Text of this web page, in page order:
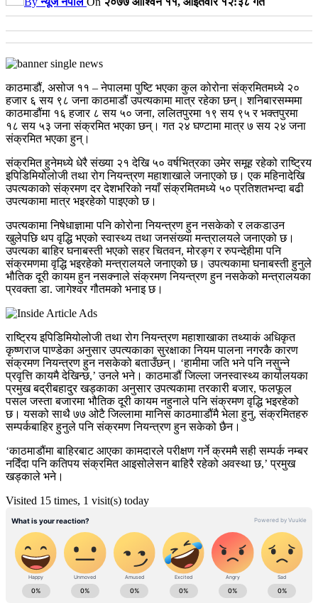
काठमाडौं, असोज ११ – नेपालमा पुष्टि भएका कुल कोरोना संक्रमितमध्ये २०
हजार ६ सय ९८ जना काठमाडौं उपत्यकामा मात्र रहेका छन्। शनिबारसम्ममा
काठमाडौंमा १६ हजार ८ सय ५० जना, ललितपुरमा १९ सय ९५ र भक्तपुरमा
१८ सय ५३ जना संक्रमित भएका छन्। गत २४ घण्टामा मात्र ७ सय २४ जना
संक्रमित भएका हुन्।
संक्रमित हुनेमध्ये धेरै संख्या २१ देखि ५० वर्षभित्रका उमेर समूह रहेको राष्ट्रिय
इपिडिमियोेलोजी तथा रोग नियन्त्रण महाशाखाले जनाएको छ। एक महिनादेखि
उपत्यकाको संक्रमण दर देशभरिको नयाँ संक्रमितमध्ये ५० प्रतिशतभन्दा बढी
उपत्यकामा मात्र भइरहेको पाइएको छ।
उपत्यकामा निषेधाज्ञामा पनि कोरोना नियन्त्रण हुन नसकेको र लकडाउन
खुलेपछि थप वृद्धि भएको स्वास्थ्य तथा जनसंख्या मन्त्रालयले जनाएको छ।
उपत्यका बाहिर घनाबस्ती भएको सहर चितवन, मोरङ्ग र रुपन्देहीमा पनि
संक्रमणमा वृद्धि भइरहेको मन्त्रालयले जनाएको छ। उपत्यकामा घनाबस्ती हुनुले
भौतिक दूरी कायम हुन नसक्नाले संक्रमण नियन्त्रण हुन नसकेको मन्त्रालयका
प्रवक्ता डा. जागेश्वर गौतमको भनाइ छ।
राष्ट्रिय इपिडिमियोलोजी तथा रोग नियन्त्रण महाशाखाका तथ्याकं अधिकृत
कृष्णराज पाण्डेका अनुसार उपत्यकाका सुरक्षाका नियम पालना नगरकै कारण
संक्रमण नियन्त्रण हुन नसकेको बताउँछन्। ‘हामीमा जति भने पनि नसुन्ने
प्रवृत्ति कायमै देखिन्छ,’ उनले भने। काठमाडौं जिल्ला जनस्वास्थ्य कार्यालयका
प्रमुख बद्रीबहादुर खड्काका अनुसार उपत्यकामा तरकारी बजार, फलफूल
पसल जस्ता बजारमा भौतिक दूरी कायम नहुनाले पनि संक्रमण वृद्धि भइरहेको
छ। यसको साथै ७७ ओटै जिल्लामा मानिस काठमााडौंमै भेला हुनु, संक्रमितहरु
सम्पर्कबाहिर हुनुले पनि संक्रमण नियन्त्रण हुन सकेको छैन।
‘काठमाडौंमा बाहिरबाट आएका कामदारले परीक्षण गर्ने क्रममै सही सम्पर्क नम्बर
नदिँदा पनि कतिपय संक्रमित आइसोलेसन बाहिरै रहेको अवस्था छ,’ प्रमुख
खड्काले भने।
Visited 15 times, 1 visit(s) today